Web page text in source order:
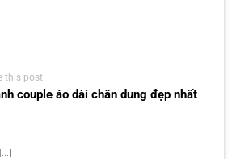
this post
couple áo dài chân dung đẹp nhất